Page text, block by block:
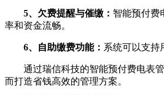
5、欠费提醒与催缴： 智能预付费
率和资金流畅。
6、自助缴费功能： 系统可以支持
通过瑞信科技的智能预付费电表
而打造省钱高效的管理方案。